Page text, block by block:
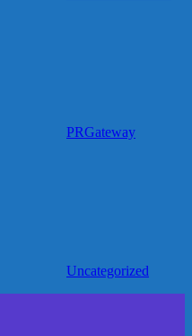
PRGateway
Uncategorized